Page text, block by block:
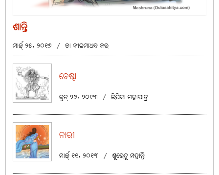
ଶାନ୍ତି
ମାର୍ଚ୍ଚ୍ ୨୫, ୨୦୧୭ / ଡା ନୀଳମାଧବ କର
ଚେଷ୍ଟା
ଜୁନ୍ ୨୭, ୨୦୧୩ / ଲିପିକା ମହାପାତ୍ର
ନାରୀ
ମାର୍ଚ୍ଚ୍ ୧୧, ୨୦୧୩ / ଶୁଭେନ୍ଦୁ ମହାନ୍ତି